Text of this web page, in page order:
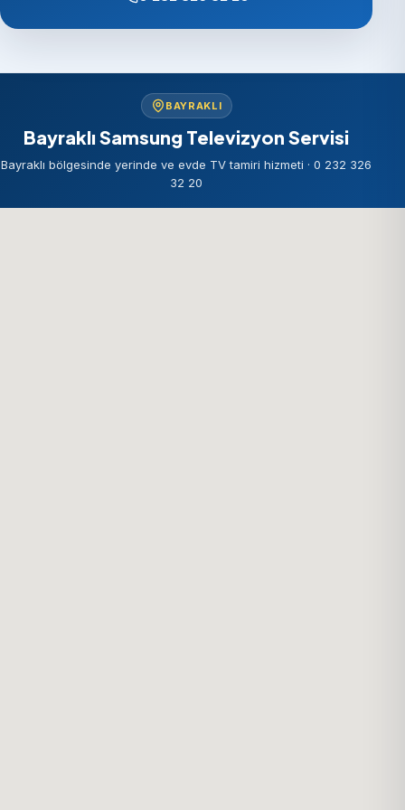
BAYRAKLI
Bayraklı Samsung Televizyon Servisi
Bayraklı bölgesinde yerinde ve evde TV tamiri hizmeti · 0 232 326
32 20